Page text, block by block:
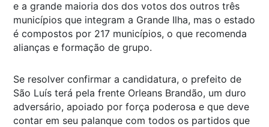
e a grande maioria dos dos votos dos outros três
municípios que integram a Grande Ilha, mas o estado
é compostos por 217 municípios, o que recomenda
alianças e formação de grupo.
Se resolver confirmar a candidatura, o prefeito de
São Luís terá pela frente Orleans Brandão, um duro
adversário, apoiado por força poderosa e que deve
contar em seu palanque com todos os partidos que